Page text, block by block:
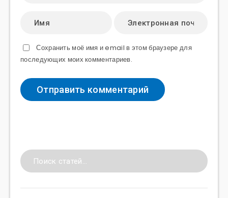
Сохранить моё имя и email в этом браузере для
последующих моих комментариев.